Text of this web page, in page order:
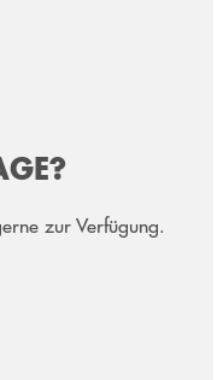
zur Verfügung.